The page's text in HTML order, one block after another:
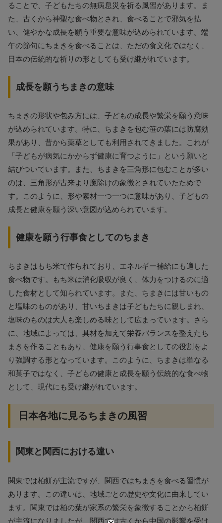
ることで、子どもたちの無病息災を祈る風習があります。ま
た、古くから神聖な食べ物とされ、食べることで邪気を払
い、健やかな成長を願う重要な意味が込められています。端
午の節句にちまきを食べることは、ただの食文化ではなく、
日本の伝統的な祈りの形としても受け継がれています。
成長を願うちまきの意味
ちまきの形状や包み方には、子どもの成長や繁栄を願う意味
が込められています。特に、ちまきを包む笹の葉には防腐効
果があり、昔から薬草としても利用されてきました。これが
「子どもが病気にかからず健康に育つように」という願いと
結びついています。また、ちまきを三角形に包むことが多い
のは、三角形が古来より魔除けの象徴とされていたためで
す。このように、形や素材一つ一つに意味があり、子どもの
成長と健康を願う深い意図が込められています。
健康を願う行事食としてのちまき
ちまきはもち米で作られており、エネルギー補給にも適した
食べ物です。もち米は消化吸収が良く、体力をつけるのに適
した食材として知られています。また、ちまきには甘いもの
と塩味のものがあり、甘いちまきは子どもたちに親しまれ、
塩味のものは大人も楽しめる味として広まっています。さら
に、地域によっては、具材を加えて栄養バランスを整えたち
まきを作ることもあり、健康を願う行事食としての役割をよ
り強調する形となっています。このように、ちまきは単なる
和菓子ではなく、子どもの健康と成長を願う伝統的な食べ物
として、現代にも受け継がれています。
日本各地に見るちまきの風習
関東と関西における違い
関東では柏餅が主流ですが、関西ではちまきを食べる習慣が
あります。この違いは、地域ごとの歴史や文化に由来してい
ます。関東では柏の葉が家系の繁栄を象徴することから柏餅
が主流になりましたが、関西では古くから中国の影響を受け